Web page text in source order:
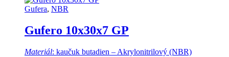
Gufera, NBR
Gufero 10x30x7 GP
Materiál: kaučuk butadien – Akrylonitrilový (NBR)